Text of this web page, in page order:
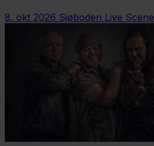
8. okt 2026 Sjøboden Live Scene